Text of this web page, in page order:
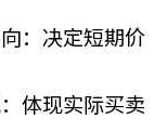
：决定短期价
体现实际买卖